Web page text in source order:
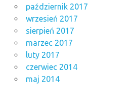
październik 2017
wrzesień 2017
sierpień 2017
marzec 2017
luty 2017
czerwiec 2014
maj 2014